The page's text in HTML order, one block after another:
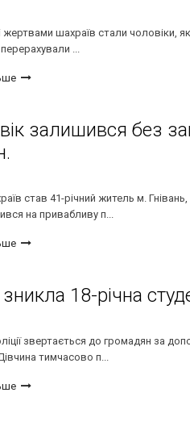
жертвами шахраїв стали чоловіки,
...
залишився без
став 41-річний житель м.
на привабливу п...
зникла 18-річна
звертається до громадян за
тимчасово п...